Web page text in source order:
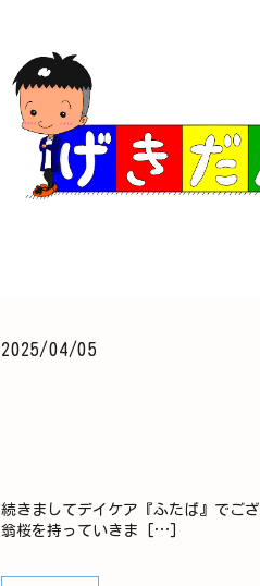
2025/04/05
続きましてデイケア『ふたば』でご
翁桜を持っていきま […]